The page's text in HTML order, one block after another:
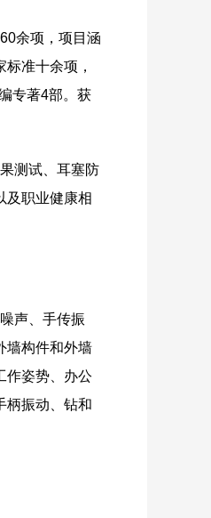
余项，项目涵
准十余项，
专著4部。获
测试、耳塞防
及职业健康相
声、手传振
墙构件和外墙
作姿势、办公
柄振动、钻和